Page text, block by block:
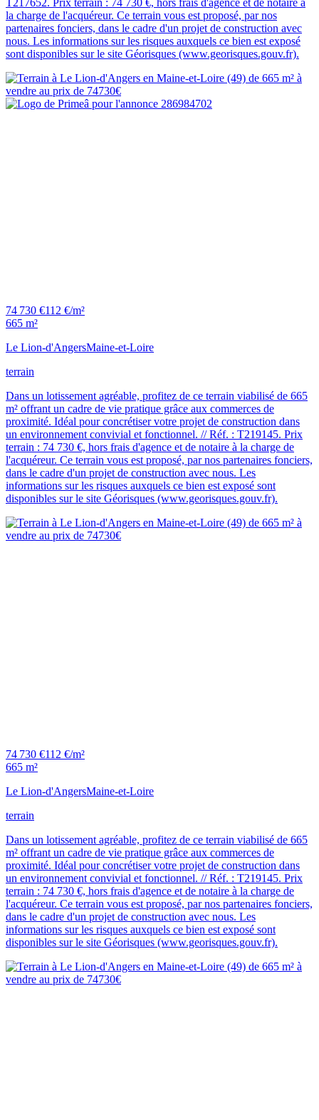
T217652. Prix terrain : 74 730 €, hors frais d'agence et de notaire à
la charge de l'acquéreur. Ce terrain vous est proposé, par nos
partenaires fonciers, dans le cadre d'un projet de construction avec
nous. Les informations sur les risques auxquels ce bien est exposé
sont disponibles sur le site Géorisques (www.georisques.gouv.fr).
74 730 €112 €/m²
665 m²
Le Lion-d'AngersMaine-et-Loire
terrain
Dans un lotissement agréable, profitez de ce terrain viabilisé de 665
m² offrant un cadre de vie pratique grâce aux commerces de
proximité. Idéal pour concrétiser votre projet de construction dans
un environnement convivial et fonctionnel. // Réf. : T219145. Prix
terrain : 74 730 €, hors frais d'agence et de notaire à la charge de
l'acquéreur. Ce terrain vous est proposé, par nos partenaires fonciers,
dans le cadre d'un projet de construction avec nous. Les
informations sur les risques auxquels ce bien est exposé sont
disponibles sur le site Géorisques (www.georisques.gouv.fr).
74 730 €112 €/m²
665 m²
Le Lion-d'AngersMaine-et-Loire
terrain
Dans un lotissement agréable, profitez de ce terrain viabilisé de 665
m² offrant un cadre de vie pratique grâce aux commerces de
proximité. Idéal pour concrétiser votre projet de construction dans
un environnement convivial et fonctionnel. // Réf. : T219145. Prix
terrain : 74 730 €, hors frais d'agence et de notaire à la charge de
l'acquéreur. Ce terrain vous est proposé, par nos partenaires fonciers,
dans le cadre d'un projet de construction avec nous. Les
informations sur les risques auxquels ce bien est exposé sont
disponibles sur le site Géorisques (www.georisques.gouv.fr).